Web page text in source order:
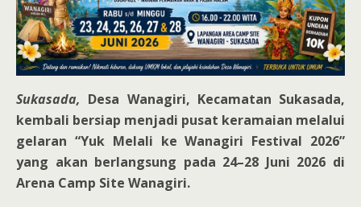
Sukasada, Desa Wanagiri, Kecamatan Sukasada,
kembali bersiap menjadi pusat keramaian melalui
gelaran “Yuk Melali ke Wanagiri Festival 2026”
yang akan berlangsung pada 24–28 Juni 2026 di
Arena Camp Site Wanagiri.